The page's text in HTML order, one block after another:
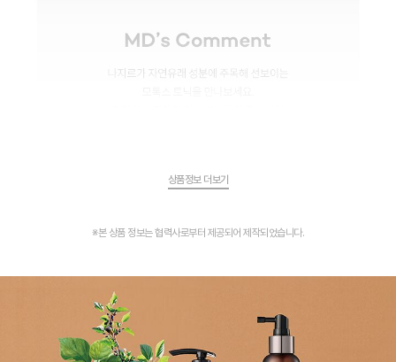
상품정보 더보기
※본 상품 정보는 협력사로부터 제공되어 제작되었습니다.